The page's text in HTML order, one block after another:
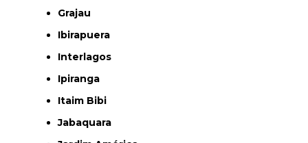
Grajau
Ibirapuera
Interlagos
Ipiranga
Itaim Bibi
Jabaquara